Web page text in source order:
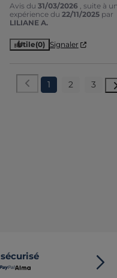
Avis du 31/03/2026 , suite à
expérience du 22/11/2025 par
LILIANE A.
Utile(0) Signaler
1 2 3